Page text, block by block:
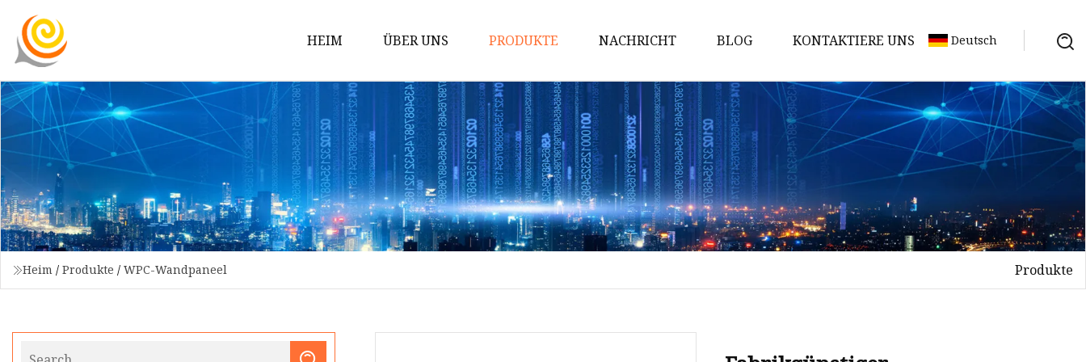
HEIM ÜBER UNS PRODUKTE
Innen WPC
WPC-Wandpaneel
WPC-Deckenrohr
WPC-Rohr
UV-Wandtafel
PE WPC für den Außenbereich
NACHRICHT BLOG KONTAKTIERE UNS Deutsch
Heim / Produkte / WPC-Wandpaneel Produkte